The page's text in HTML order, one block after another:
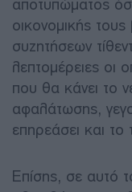
αποτυπώματος
οικονομικής
συζητήσεων
λεπτομέρειες οι
που θα κάνει το
αφαλάτωσης,
επηρεάσει και το
Επίσης, σε αυτό